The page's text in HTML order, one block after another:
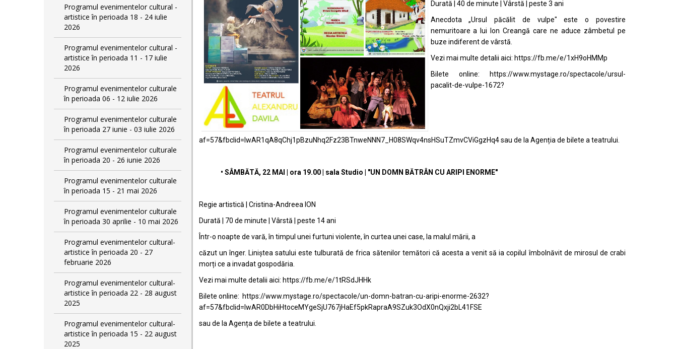
Programul evenimentelor cultural -
artistice în perioada 18 - 24 iulie
2026
Programul evenimentelor cultural -
artistice în perioada 11 - 17 iulie
2026
Programul evenimentelor culturale
în perioada 06 - 12 iulie 2026
Programul evenimentelor culturale
în perioada 27 iunie - 03 iulie 2026
Programul evenimentelor culturale
în perioada 20 - 26 iunie 2026
Programul evenimentelor culturale
în perioada 15 - 21 mai 2026
Programul evenimentelor culturale
în perioada 30 aprilie - 10 mai 2026
Programul evenimentelor cultural-
artistice în perioada 20 - 27
februarie 2026
Programul evenimentelor cultural-
artistice în perioada 22 - 28 august
2025
Programul evenimentelor cultural-
artistice în perioada 15 - 22 august
2025
Durată | 40 de minute | Vârstă | peste 3 ani
Anecdota „Ursul păcălit de vulpe" este o povestire
nemuritoare a lui Ion Creangă care ne aduce zâmbetul pe
buze indiferent de vârstă.
Vezi mai multe detalii aici: https://fb.me/e/1xH9oHMMp
Bilete online: https://www.mystage.ro/spectacole/ursul-
pacalit-de-vulpe-1672?
af=57&fbclid=IwAR1qA8qChj1pBzuNhq2Fz23BTnweNNN7_H08SWqv4nsHSuTZmvCViGgzHq4sau de la Agenția de bilete a teatrului.
• SÂMBĂTĂ, 22 MAI | ora 19.00 | sala Studio | "UN DOMN BĂTRÂN CU ARIPI ENORME"
Regie artistică | Cristina-Andreea ION
Durată | 70 de minute | Vârstă | peste 14 ani
Într-o noapte de vară, în timpul unei furtuni violente, în curtea unei case, la malul mării, a
căzut un înger. Liniștea satului este tulburată de frica sătenilor temători că acesta a venit să ia copilul îmbolnăvit de mirosul de crabi
morți ce a invadat gospodăria.
Vezi mai multe detalii aici: https://fb.me/e/1tRSdJHHk
Bilete online: https://www.mystage.ro/spectacole/un-domn-batran-cu-aripi-enorme-2632?
af=57&fbclid=IwAR0DbHiHtoceMYgeSjU767jHaEf5pkRapraA9SZuk3OdX0nQxji2bL41FSE
sau de la Agența de bilete a teatrului.